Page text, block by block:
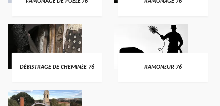
RAMONAGE DE POÊLE 76 RAMONAGE 76
DÉBISTRAGE DE CHEMINÉE 76 RAMONEUR 76